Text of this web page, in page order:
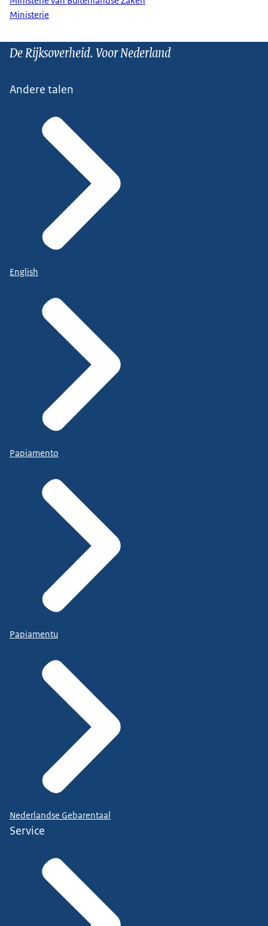
Ministerie
De Rijksoverheid. Voor Nederland
Andere talen
English
Papiamento
Papiamentu
Nederlandse Gebarentaal
Service